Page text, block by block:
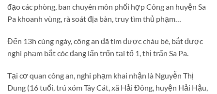
đạo các phòng, ban chuyên môn phối hợp Công an huyện Sa
Pa khoanh vùng, rà soát địa bàn, truy tìm thủ phạm…
Đến 13h cùng ngày, công an đã tìm được cháu bé, bắt được
nghi phạm bắt cóc đang lẩn trốn tại tổ 1, thị trấn Sa Pa.
Tại cơ quan công an, nghi phạm khai nhận là Nguyễn Thị
Dung (16 tuổi, trú xóm Tây Cát, xã Hải Đông, huyện Hải Hậu,